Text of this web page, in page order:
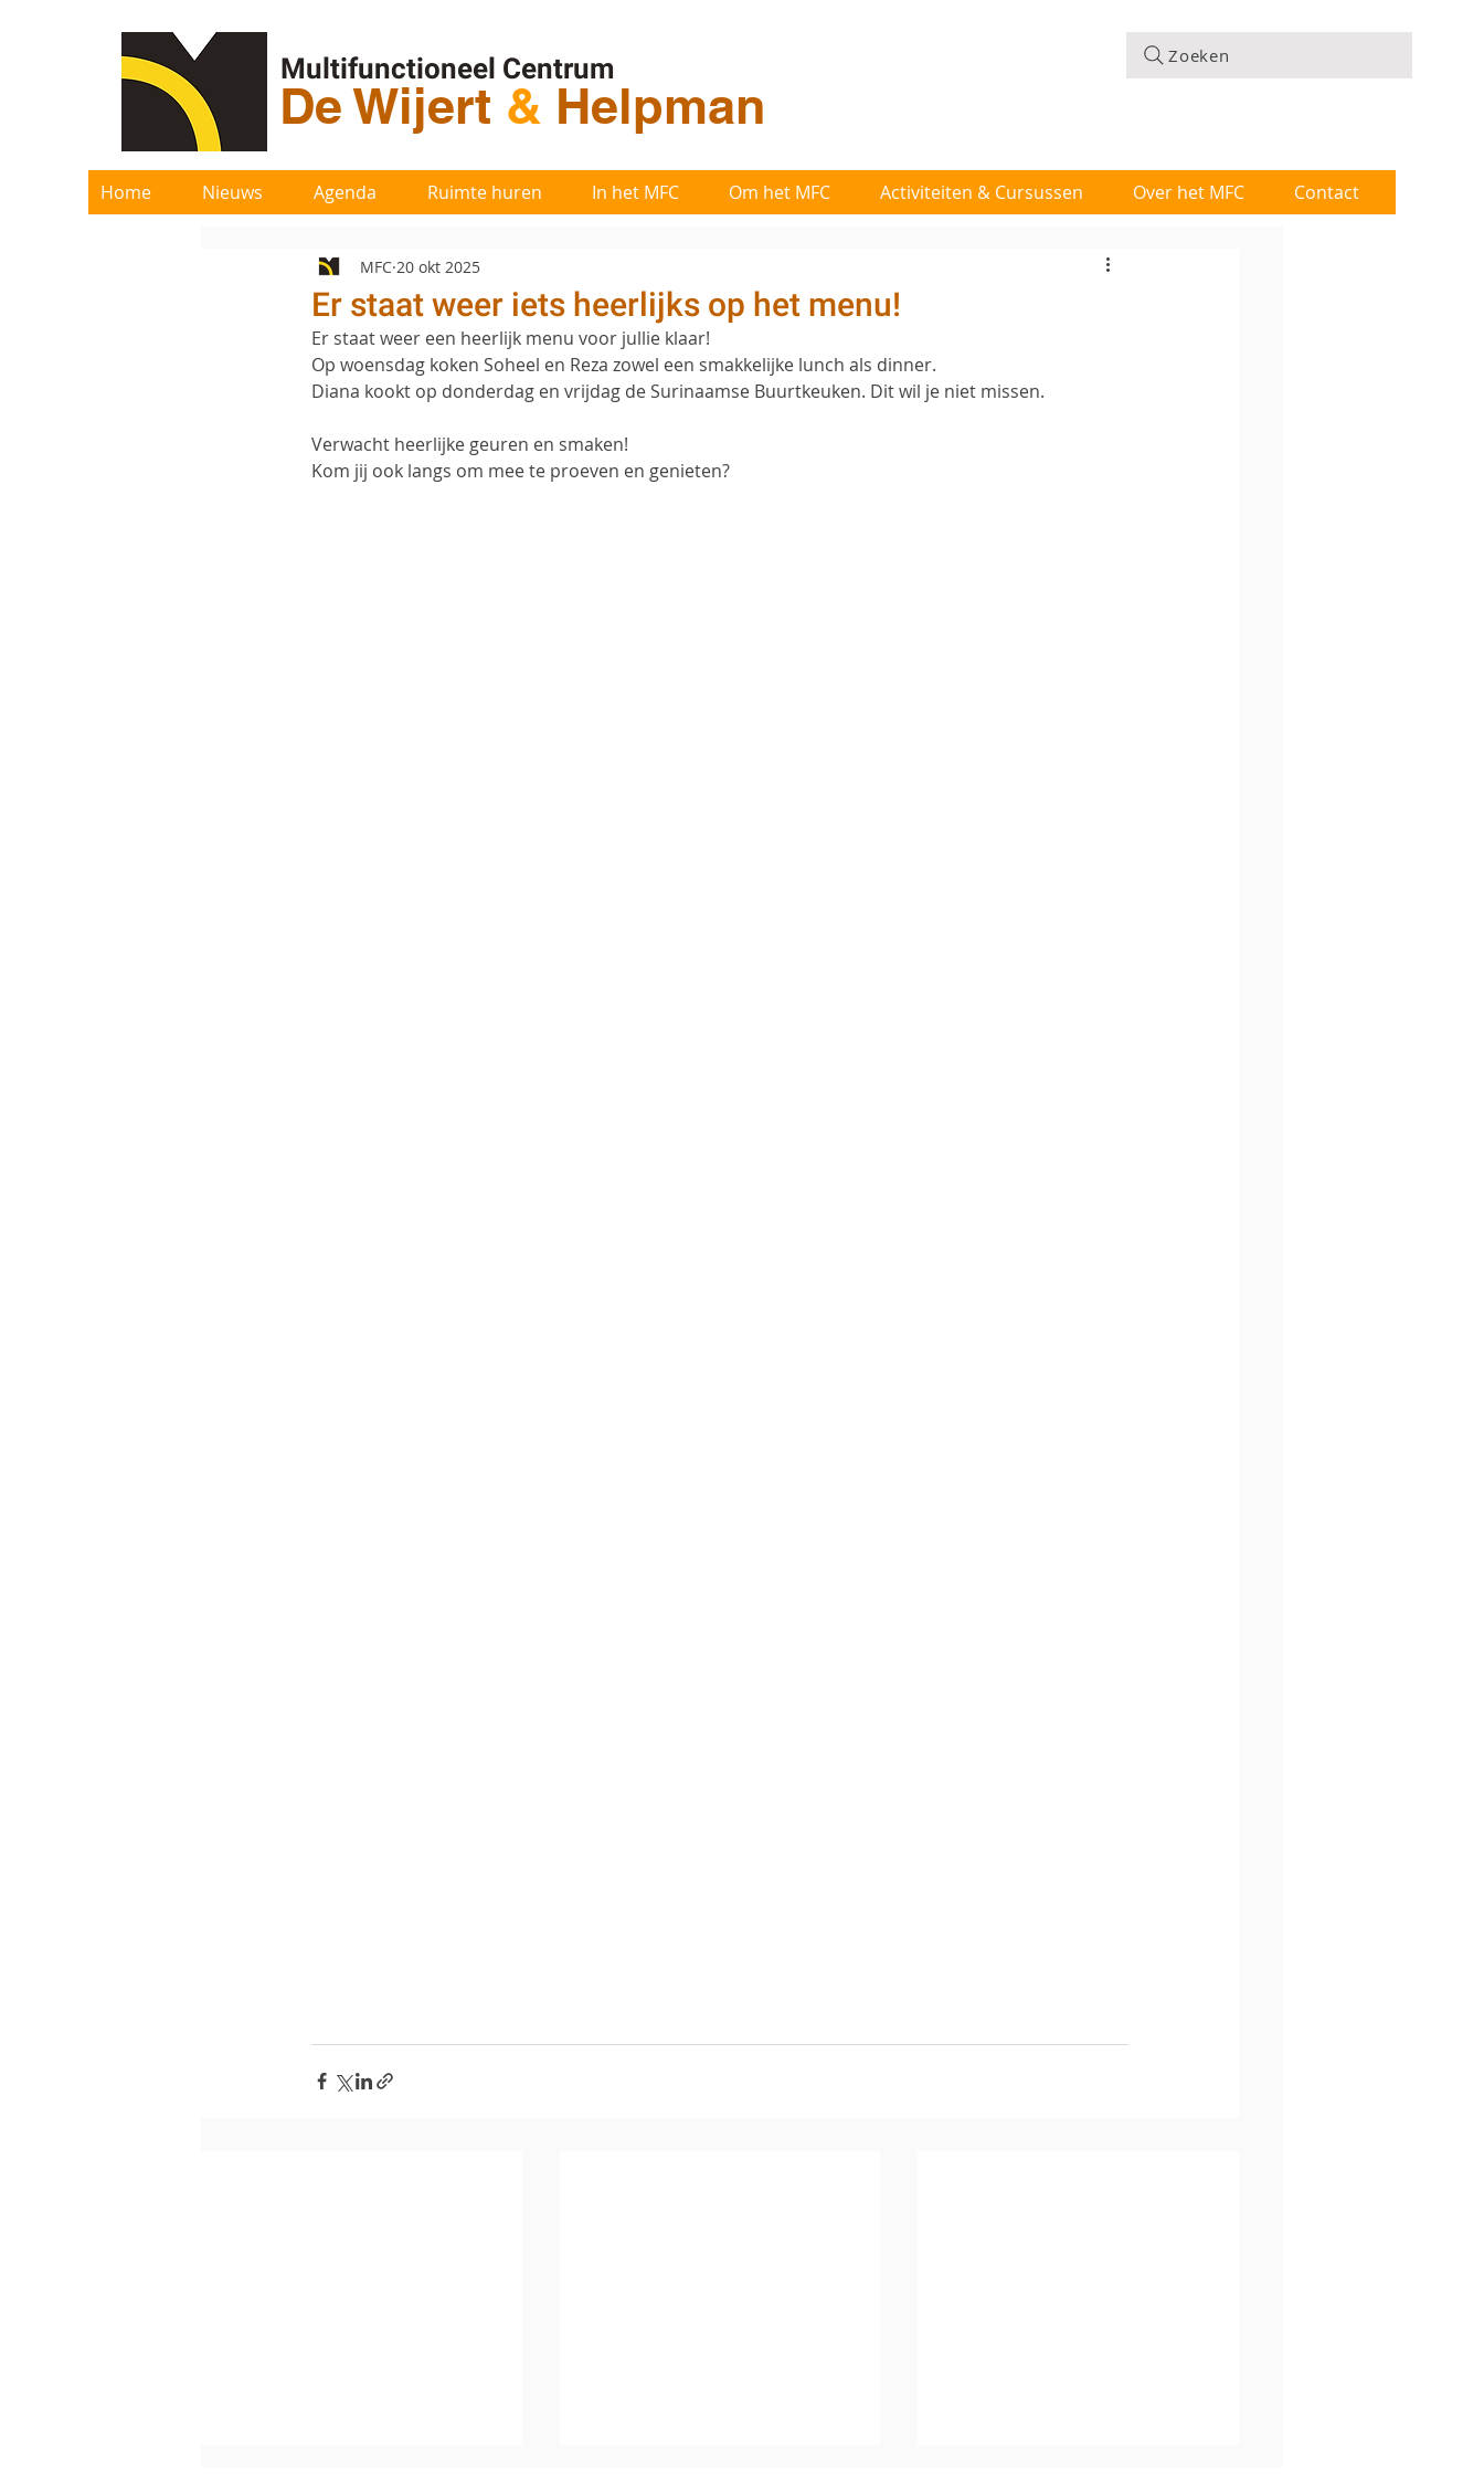
Multifunctioneel Centrum
De Wijert & Helpman
Zoeken
Home Nieuws Agenda Ruimte huren In het MFC Om het MFC Activiteiten & Cursussen Over het MFC Contact
Er staat weer iets heerlijks op het menu!
MFC 20 okt 2025
Er staat weer een heerlijk menu voor jullie klaar!
Op woensdag koken Soheel en Reza zowel een smakkelijke lunch als dinner.
Diana kookt op donderdag en vrijdag de Surinaamse Buurtkeuken. Dit wil je niet missen.
Verwacht heerlijke geuren en smaken!
Kom jij ook langs om mee te proeven en genieten?